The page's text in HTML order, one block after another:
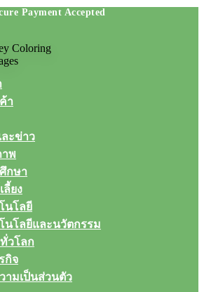
า
ะข่าว
พ
กษา
ลี้ยง
นโลยี
นโลยีและนวัตกรรม
วโลก
กิจ
ามเป็นส่วนตัว